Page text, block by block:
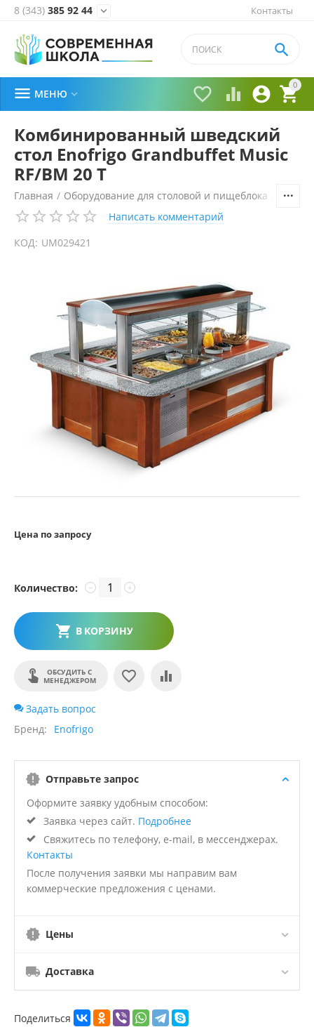
Контакты
8 (343) 385 92 44 
0


 

 МЕНЮ 
Комбинированный шведский
стол Enofrigo Grandbuffet Music
RF/BM 20 Т
Главная / Оборудование для столовой и пищеблока
Написать комментарий
КОД: UM029421
Цена по запросу
Количество: +
−
В КОРЗИНУ
ОБСУДИТЬ С
МЕНЕДЖЕРОМ
Задать вопрос
Бренд
Enofrigo
Отправьте запрос
Оформите заявку удобным способом:
Заявка через сайт. Подробнее
Свяжитесь по телефону, e-mail, в мессенджерах.
Контакты
После получения заявки мы направим вам
коммерческие предложения с ценами.
Цены
Доставка
Поделиться